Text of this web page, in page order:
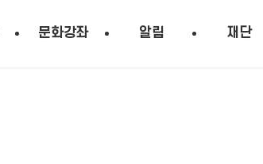
문화강좌 알림 재단